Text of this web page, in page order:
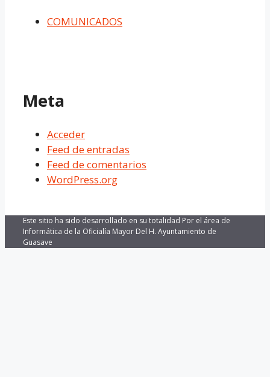
COMUNICADOS
Meta
Acceder
Feed de entradas
Feed de comentarios
WordPress.org
Este sitio ha sido desarrollado en su totalidad Por el área de
Informática de la Oficialía Mayor Del H. Ayuntamiento de
Guasave